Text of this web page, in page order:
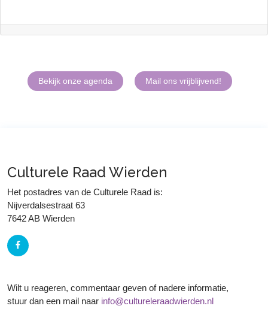
Bekijk onze agenda Mail ons vrijblijvend!
Culturele Raad Wierden
Het postadres van de Culturele Raad is:
Nijverdalsestraat 63
7642 AB Wierden
Wilt u reageren, commentaar geven of nadere informatie,
stuur dan een mail naar info@cultureleraadwierden.nl